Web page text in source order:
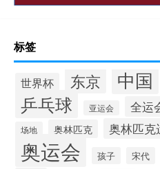
标签
世界杯 东京 中国
乒乓球 亚运会 全运
场地 奥林匹克 奥林匹克
奥运会 孩子 宋代